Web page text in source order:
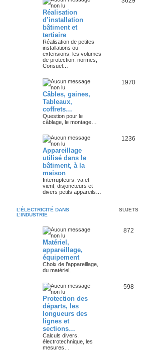
Réalisation
d’installation
bâtiment et
tertiaire
Réalisation de petites
installations ou
extensions, les volumes
de protection, normes,
Consuel…
Câbles, gaines,
Tableaux,
coffrets…
Question pour le
câblage, le montage…
1970
Appareillage
utilisé dans le
bâtiment, à la
maison
Interrupteurs, va et
vient, disjoncteurs et
divers petits appareils…
1236
L’ÉLECTRICITÉ DANS
L’INDUSTRIE
SUJETS
Matériel,
appareillage,
équipement
Choix de l’appareillage,
du matériel,
872
Protection des
départs, les
longueurs des
lignes et
sections…
Calculs divers,
électrotechnique, les
mesures…
598